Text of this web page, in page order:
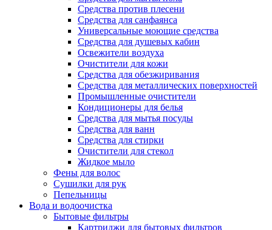
Средства против плесени
Средства для санфаянса
Универсальные моющие средства
Средства для душевых кабин
Освежители воздуха
Очистители для кожи
Средства для обезжиривания
Средства для металлических поверхностей
Промышленные очистители
Кондиционеры для белья
Средства для мытья посуды
Средства для ванн
Средства для стирки
Очистители для стекол
Жидкое мыло
Фены для волос
Сушилки для рук
Пепельницы
Вода и водоочистка
Бытовые фильтры
Картриджи для бытовых фильтров